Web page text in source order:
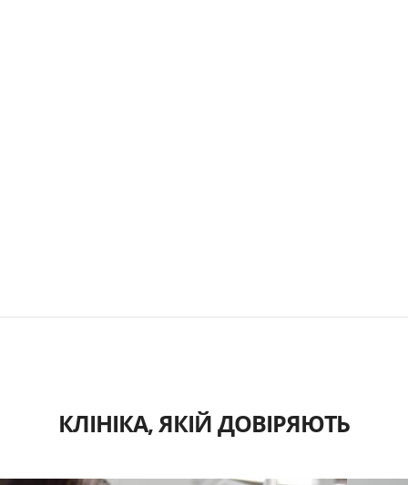
КЛІНІКА, ЯКІЙ ДОВІРЯЮТЬ